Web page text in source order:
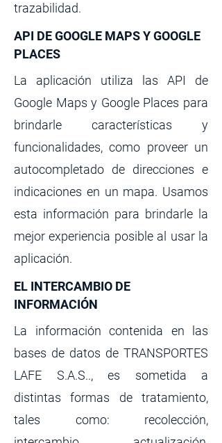
trazabilidad.
API DE GOOGLE MAPS Y GOOGLE
PLACES
La aplicación utiliza las API de
Google Maps y Google Places para
brindarle características y
funcionalidades, como proveer un
autocompletado de direcciones e
indicaciones en un mapa. Usamos
esta información para brindarle la
mejor experiencia posible al usar la
aplicación.
EL INTERCAMBIO DE
INFORMACIÓN
La información contenida en las
bases de datos de TRANSPORTES
LAFE S.A.S.., es sometida a
distintas formas de tratamiento,
tales como: recolección,